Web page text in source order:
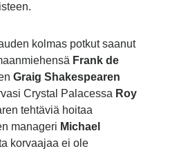
kolmas potkut saanut
Frank de
Graig Shakespearen
Crystal Palacessa Roy
tehtäviä hoitaa
manageri Michael
korvaajaa ei ole